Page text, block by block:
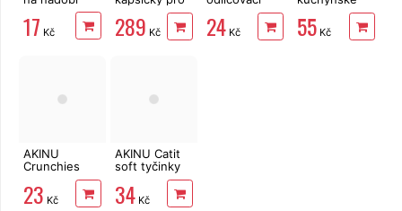
17 Kč
48x100 g
(mix masa a
289 Kč
LINTEO 120
ks
24Kč
TENTO Extra
Strong
3vrstvé, 2
55 Kč
AKINU
Crunchies
Trio Mix pro
kočky 50 g
23 Kč
AKINU Catit
soft tyčinky
kočka krůtí s
játry 6 ks
34Kč